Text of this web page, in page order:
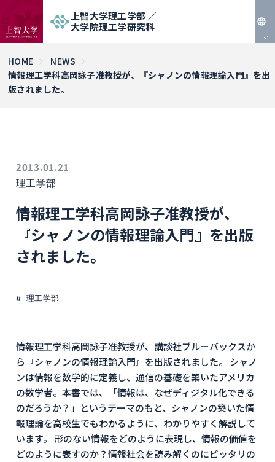
上智大学理工学部 ／
大学院理工学研究科
EN
HOME
NEWS
情報理工学科高岡詠子准教授が、『シャノンの情報理論入門』を出
版されました。
2013.01.21
理工学部
情報理工学科高岡詠子准教授が、
『シャノンの情報理論入門』を出版
されました。
理工学部
情報理工学科高岡詠子准教授が、講談社ブルーバックスか
ら『シャノンの情報理論入門』を出版されました。 シャノ
ンは情報を数学的に定義し、通信の基礎を築いたアメリカ
の数学者。本書では、「情報は、なぜディジタル化できる
のだろうか？」というテーマのもと、シャノンの築いた情
報理論を高校生でもわかるように、わかりやすく解説して
います。 形のない情報をどのように表現し、情報の価値を
どのように表すのか？情報社会を読み解くのにピッタリの